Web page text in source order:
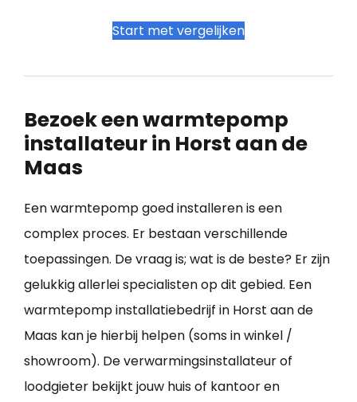
Start met vergelijken
Bezoek een warmtepomp
installateur in Horst aan de
Maas
Een warmtepomp goed installeren is een
complex proces. Er bestaan verschillende
toepassingen. De vraag is; wat is de beste? Er zijn
gelukkig allerlei specialisten op dit gebied. Een
warmtepomp installatiebedrijf in Horst aan de
Maas kan je hierbij helpen (soms in winkel /
showroom). De verwarmingsinstallateur of
loodgieter bekijkt jouw huis of kantoor en